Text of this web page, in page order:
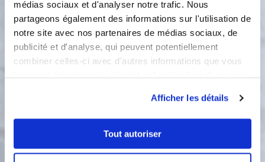
médias sociaux et d'analyser notre trafic. Nous
partageons également des informations sur l'utilisation de
notre site avec nos partenaires de médias sociaux, de
publicité et d'analyse, qui peuvent potentiellement
combiner celles-ci avec d'autres informations que vous
Afficher les détails
Tout autoriser
jus d'orange et remélanger. Mettre à
l'aide d'une louche dans les grands
ronds. Ajouter une rondelles d'orange
sur 3 gâteaux et sur les autres des
amandes effilées(sinon c'est comme
Démouler froid.
Étape 2